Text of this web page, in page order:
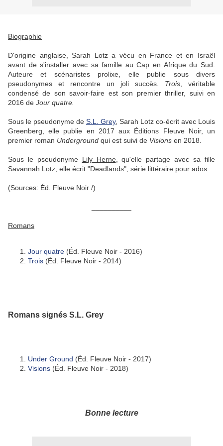
Biographie
D'origine anglaise, Sarah Lotz a vécu en France et en Israël
avant de s'installer avec sa famille au Cap en Afrique du Sud.
Auteure et scénaristes prolixe, elle publie sous divers
pseudonymes et rencontre un joli succès. Trois , véritable
condensé de son savoir-faire est son premier thriller, suivi en
2016 de Jour quatre.
Sous le pseudonyme de S.L. Grey, Sarah Lotz co-écrit avec Louis
Greenberg, elle publie en 2017 aux Éditions Fleuve Noir, un
premier roman Underground qui est suivi de Visions en 2018.
Sous le pseudonyme Lily Herne, qu'elle partage avec sa fille
Savannah Lotz, elle écrit "Deadlands", série littéraire pour ados.
(Sources: Éd. Fleuve Noir /)
Romans
Jour quatre (Éd. Fleuve Noir - 2016)
Trois (Éd. Fleuve Noir - 2014)
Romans signés S.L. Grey
Under Ground (Éd. Fleuve Noir - 2017)
Visions (Éd. Fleuve Noir - 2018)
Bonne lecture